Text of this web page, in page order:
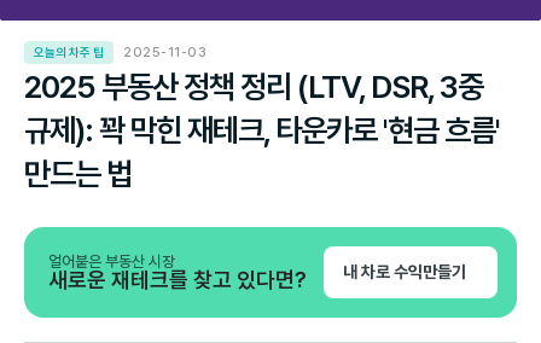
오늘의 차주 팁 2025-11-03
2025 부동산 정책 정리 (LTV, DSR, 3중
규제): 꽉 막힌 재테크, 타운카로 '현금 흐름'
만드는 법
얼어붙은 부동산 시장
새로운 재테크를 찾고 있다면? 내 차로 수익만들기